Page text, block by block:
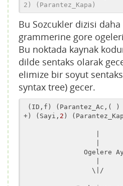
2) (Parantez_Kapa)
Bu Sozcukler dizisi
grammerine gore
Bu noktada kaynak
dilde sentaks olarak
elimize bir soyut
syntax tree) gecer.
(ID,f) (Parantez_Ac,( )
+) (Sayi, 2 )
                 \|
/